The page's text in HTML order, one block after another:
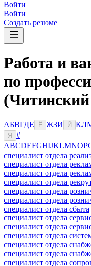
Войти
Войти
Создать резюме
Работа и
по
АБВГДЕ Ё ЖЗИ Й КЛ
Я
#
ABCDEFGHIJKLMNOP
специалист отдела
специалист отдела
специалист отдела
специалист отдела
специалист отдела
специалист отдела
специалист отдела сбыта
специалист отдела
специалист отдела
специалист отдела
специалист отдела
специалист отдела
специалист отдела